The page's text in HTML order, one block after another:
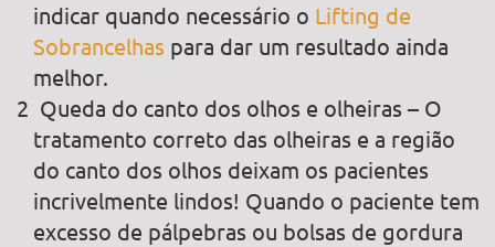
indicar quando necessário o Lifting de
Sobrancelhas para dar um resultado ainda
melhor.
Queda do canto dos olhos e olheiras – O
tratamento correto das olheiras e a região
do canto dos olhos deixam os pacientes
incrivelmente lindos! Quando o paciente tem
excesso de pálpebras ou bolsas de gordura